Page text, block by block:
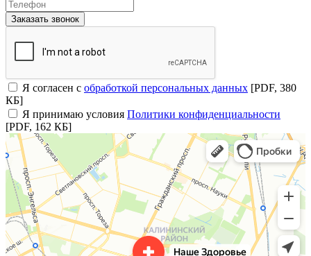
Заказать звонок
Я согласен с обработкой персональных данных [PDF, 380
КБ]
Я принимаю условия Политики конфиденциальности
[PDF, 162 КБ]